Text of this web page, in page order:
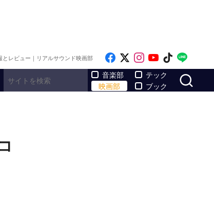
レビュー｜リアルサウンド映画部 Like on Facebook
Follow on x
Follow on
Follow on
Follow
音楽部
映画部
テック
ブック